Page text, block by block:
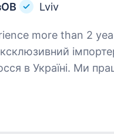
Lviv
than 2 years. Львів | Україна
в Україні. Ми